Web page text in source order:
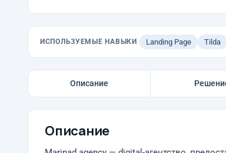
ИСПОЛЬЗУЕМЫЕ НАВЫКИ Landing Page Tilda
Описание
Описание